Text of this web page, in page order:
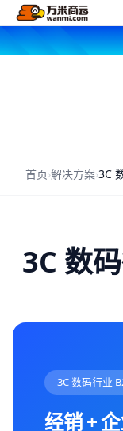
首页›解决方案›3C
3C 数
3C 数码行业
经销 +